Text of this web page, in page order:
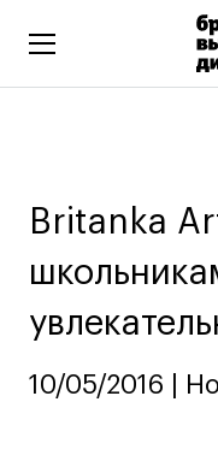
Все программы
Britanka
10/05/2016 |